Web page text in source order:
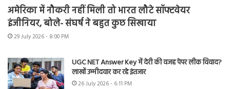
अमेरिका में नौकरी नहीं मिली तो भारत लौटे सॉफ्टवेयर
इंजीनियर, बोले- संघर्ष ने बहुत कुछ सिखाया
29 July 2026 - 8:00 PM
UGC NET Answer Key में देरी की वजह पेपर लीक विवाद?
लाखों उम्मीदवार कर रहे इंतजार
26 July 2026 - 6:11 PM